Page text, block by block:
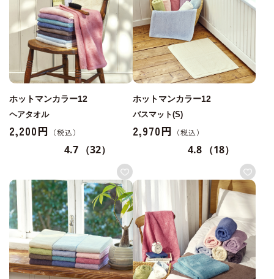
ホットマンカラー12
ヘアタオル
2,200円
4.7 （32）
ホットマンカラー12
バスマット(S)
2,970円
4.8 （18）